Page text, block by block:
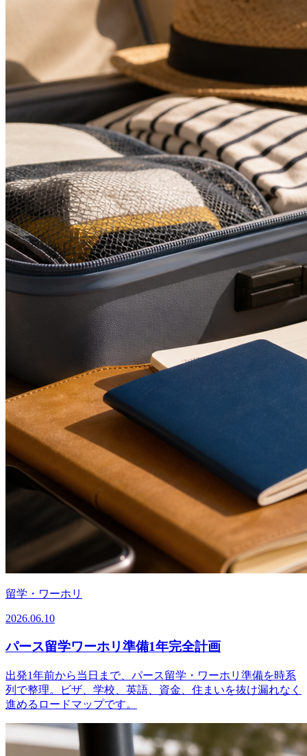
留学・ワーホリ
2026.06.10
パース留学ワーホリ準備1年完全計画
出発1年前から当日まで、パース留学・ワーホリ準備を時系
列で整理。ビザ、学校、英語、資金、住まいを抜け漏れなく
進めるロードマップです。